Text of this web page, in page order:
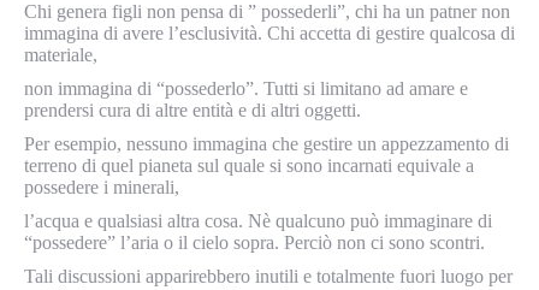
Chi genera figli non pensa di ” possederli”, chi ha un patner non
immagina di avere l’esclusività. Chi accetta di gestire qualcosa di
materiale,
non immagina di “possederlo”. Tutti si limitano ad amare e
prendersi cura di altre entità e di altri oggetti.
Per esempio, nessuno immagina che gestire un appezzamento di
terreno di quel pianeta sul quale si sono incarnati equivale a
possedere i minerali,
l’acqua e qualsiasi altra cosa. Nè qualcuno può immaginare di
“possedere” l’aria o il cielo sopra. Perciò non ci sono scontri.
Tali discussioni apparirebbero inutili e totalmente fuori luogo per